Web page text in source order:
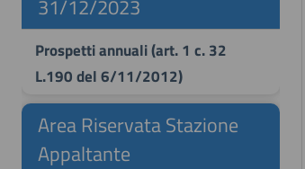
31/12/2023
Prospetti annuali (art. 1 c. 32
L.190 del 6/11/2012)
Area Riservata Stazione
Appaltante